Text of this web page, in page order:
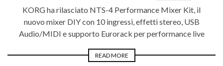
KORG ha rilasciato NTS-4 Performance Mixer Kit, il
nuovo mixer DIY con 10 ingressi, effetti stereo, USB
Audio/MIDI e supporto Eurorack per performance live
READ MORE